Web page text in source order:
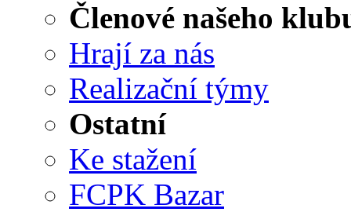
Členové našeho
Hrají za nás
Realizační týmy
Ostatní
Ke stažení
FCPK Bazar